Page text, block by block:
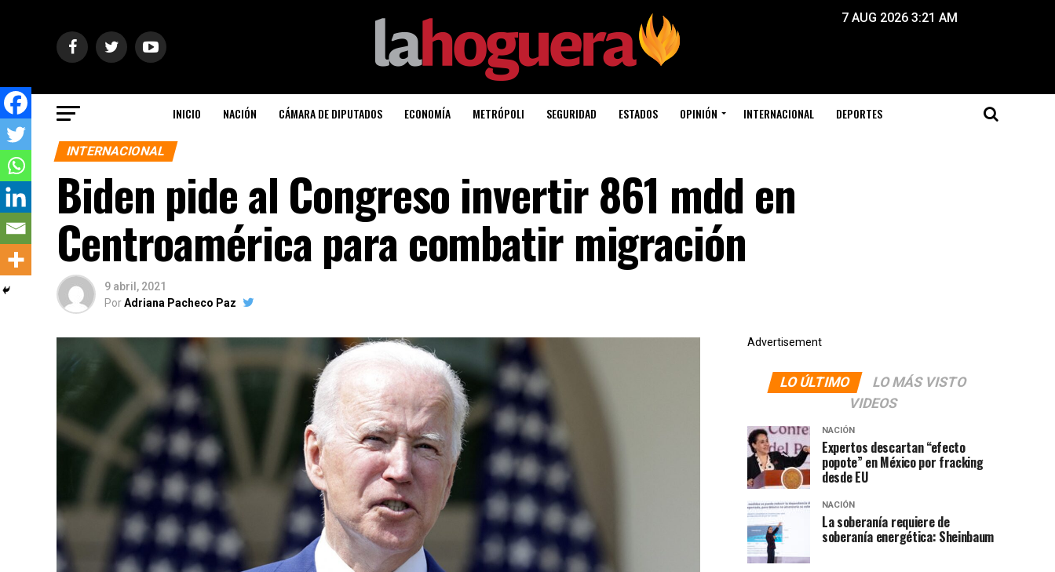
7 AUG 2026 3:21 AM
INICIO NACIÓN CÁMARA DE DIPUTADOS ECONOMÍA METRÓPOLI SEGURIDAD ESTADOS OPINIÓN INTERNACIONAL DEPORTES
INTERNACIONAL
Biden pide al Congreso invertir 861 mdd en
Centroamérica para combatir migración
9 abril, 2021
PorAdriana Pacheco Paz
Advertisement
LO ÚLTIMO
LO MÁS VISTO
VIDEOS
NACIÓN
Expertos descartan “efecto
popote” en México por fracking
desde EU
NACIÓN
La soberanía requiere de
soberanía energética: Sheinbaum